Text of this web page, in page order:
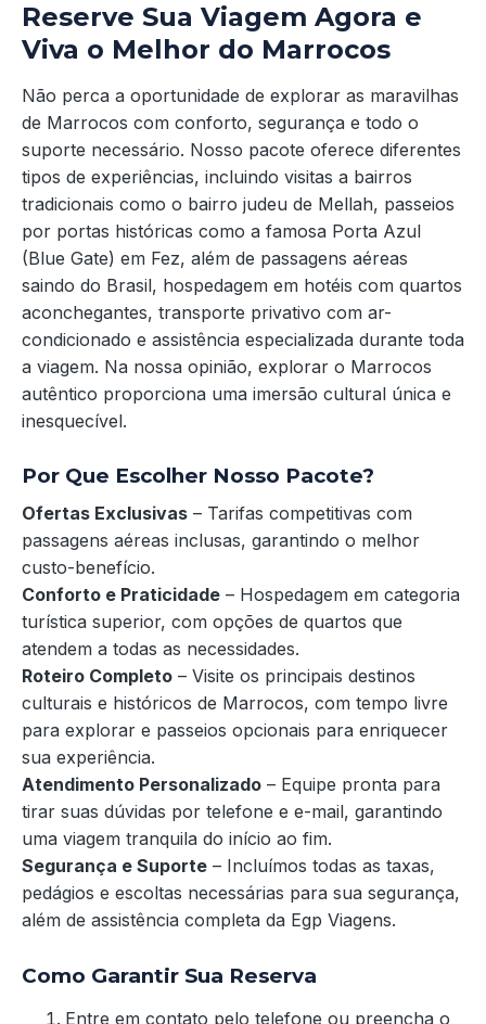
Reserve Sua Viagem Agora e
Viva o Melhor do Marrocos
Não perca a oportunidade de explorar as maravilhas
de Marrocos com conforto, segurança e todo o
suporte necessário. Nosso pacote oferece diferentes
tipos de experiências, incluindo visitas a bairros
tradicionais como o bairro judeu de Mellah, passeios
por portas históricas como a famosa Porta Azul
(Blue Gate) em Fez, além de passagens aéreas
saindo do Brasil, hospedagem em hotéis com quartos
aconchegantes, transporte privativo com ar-
condicionado e assistência especializada durante toda
a viagem. Na nossa opinião, explorar o Marrocos
autêntico proporciona uma imersão cultural única e
inesquecível.
Por Que Escolher Nosso Pacote?
Ofertas Exclusivas – Tarifas competitivas com
passagens aéreas inclusas, garantindo o melhor
custo-benefício.
Conforto e Praticidade – Hospedagem em categoria
turística superior, com opções de quartos que
atendem a todas as necessidades.
Roteiro Completo – Visite os principais destinos
culturais e históricos de Marrocos, com tempo livre
para explorar e passeios opcionais para enriquecer
sua experiência.
Atendimento Personalizado – Equipe pronta para
tirar suas dúvidas por telefone e e-mail, garantindo
uma viagem tranquila do início ao fim.
Segurança e Suporte – Incluímos todas as taxas,
pedágios e escoltas necessárias para sua segurança,
além de assistência completa da Egp Viagens.
Como Garantir Sua Reserva
Entre em contato pelo telefone ou preencha o